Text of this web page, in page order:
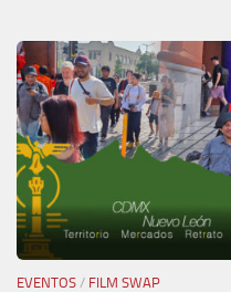
EVENTOS / FILM SWAP